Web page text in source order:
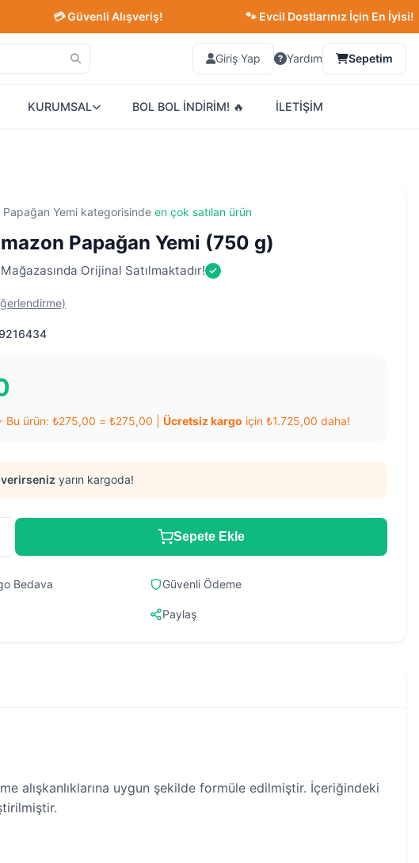
💳 Güvenli Alışveriş! 🐾 Evcil Dostlarınız İçin En İyisi!
Giriş Yap Yardım Sepetim
KURUMSAL BOL BOL İNDİRİM! 🔥 İLETİŞİM
Papağan Yemi kategorisinde en çok satılan ürün
Papağan Yemi (750 g)
Orijinal Satılmaktadır!
Bu ürün: ₺275,00 = ₺275,00 Ücretsiz kargo için ₺1.725,00 daha!
yarın kargoda!
Sepete Ekle
Bedava Güvenli Ödeme
Paylaş
alışkanlıklarına uygun şekilde formüle edilmiştir. İçeriğindeki